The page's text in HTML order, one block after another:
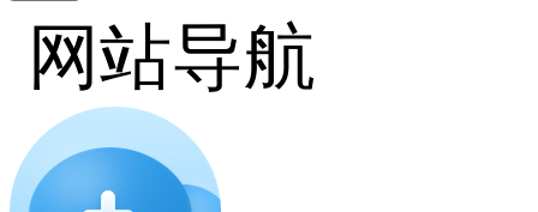
网站导航